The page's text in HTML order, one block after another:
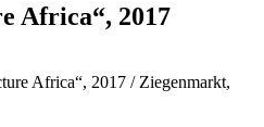
Africa“, 2017
Africa“, 2017 / Ziegenmarkt,